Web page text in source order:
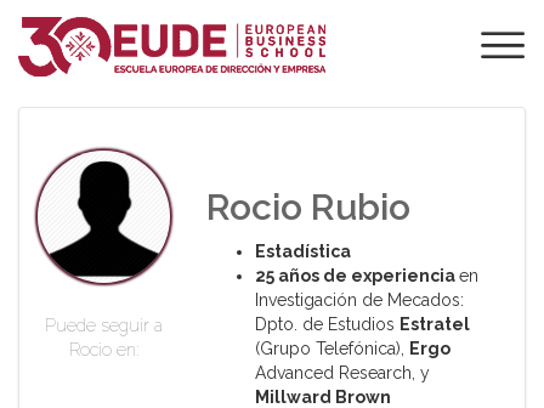
PROFESORADO DE
EUDE
Puede seguir a
Rocio en:
Rocio Rubio
Estadística
25 años de experienciaen
Investigación de Mecados:
Dpto. de Estudios Estratel
(Grupo Telefónica),
Ergo
Advanced Research, y
Millward Brown